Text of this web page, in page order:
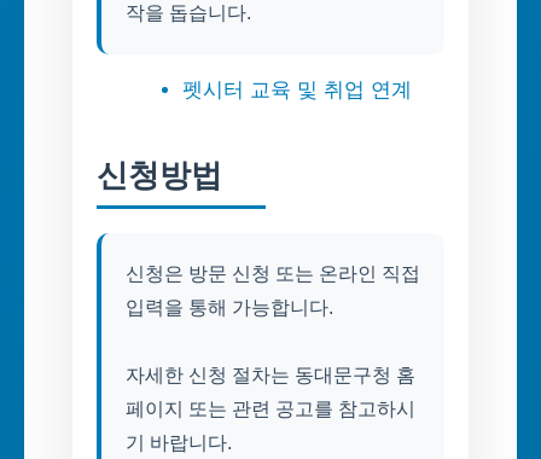
작을 돕습니다.
펫시터 교육 및 취업 연계
신청방법
신청은 방문 신청 또는 온라인 직접
입력을 통해 가능합니다.
자세한 신청 절차는 동대문구청 홈
페이지 또는 관련 공고를 참고하시
기 바랍니다.